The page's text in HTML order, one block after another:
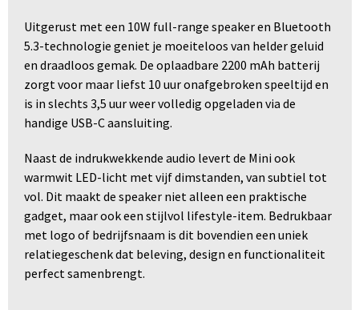
Uitgerust met een 10W full-range speaker en Bluetooth
5.3-technologie geniet je moeiteloos van helder geluid
en draadloos gemak. De oplaadbare 2200 mAh batterij
zorgt voor maar liefst 10 uur onafgebroken speeltijd en
is in slechts 3,5 uur weer volledig opgeladen via de
handige USB-C aansluiting.
Naast de indrukwekkende audio levert de Mini ook
warmwit LED-licht met vijf dimstanden, van subtiel tot
vol. Dit maakt de speaker niet alleen een praktische
gadget, maar ook een stijlvol lifestyle-item. Bedrukbaar
met logo of bedrijfsnaam is dit bovendien een uniek
relatiegeschenk dat beleving, design en functionaliteit
perfect samenbrengt.